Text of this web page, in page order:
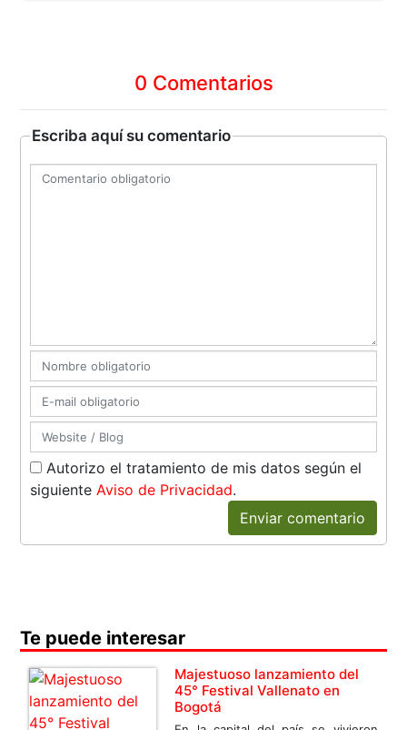
0 Comentarios
Escriba aquí su comentario
Autorizo el tratamiento de mis datos según el
siguienteAviso de Privacidad.
Enviar comentario
Te puede interesar
Majestuoso lanzamiento del
45° Festival Vallenato en
Bogotá